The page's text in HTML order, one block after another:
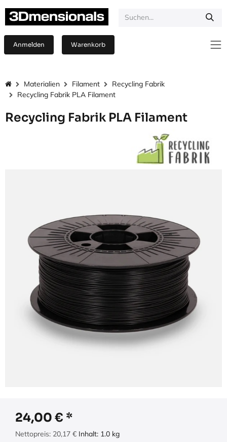
Anmelden Warenkorb
Materialien Filament
Recycling Fabrik
Recycling Fabrik PLA Filament
Recycling Fabrik PLA Filament
24,00 €
Nettopreis: 20,17 € Inhalt: 1.0 kg